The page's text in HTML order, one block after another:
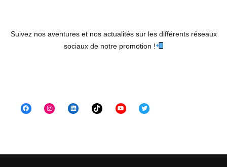
Suivez nos aventures et nos actualités sur les différents réseaux
sociaux de notre promotion !
FacebookInstagramLinkedInTikTok YouTubeTwitter